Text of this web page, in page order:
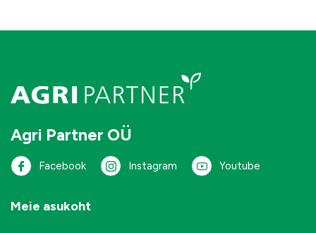
Agri Partner OÜ
Facebook Instagram Youtube
Meie asukoht